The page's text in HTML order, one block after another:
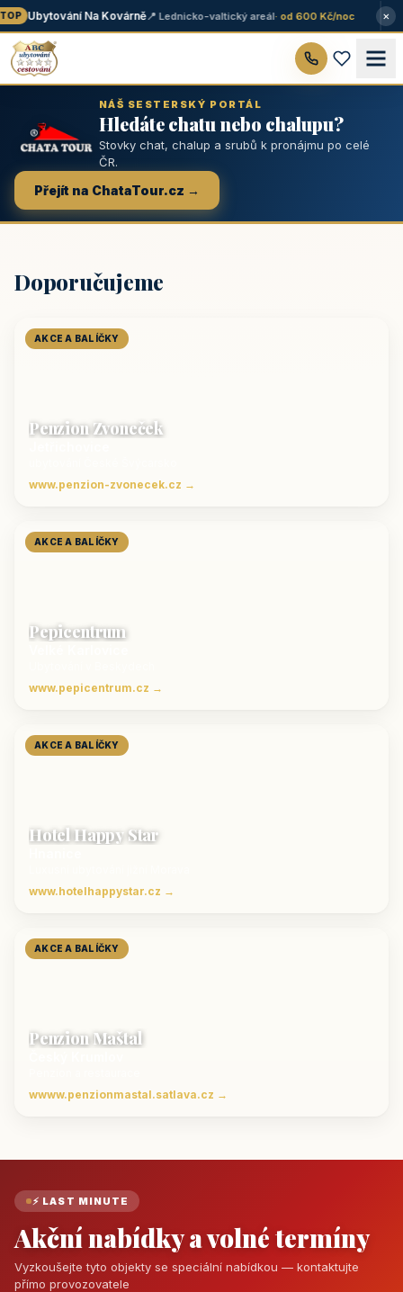
Ubytování Na Kovárně📍 Lednicko-valtický areál· od 600 Kč/noc ×
NÁŠ SESTERSKÝ PORTÁL
Hledáte chatu nebo chalupu?
Stovky chat, chalup a srubů k pronájmu po celé
ČR.
Přejít na ChataTour.cz →
Doporučujeme
AKCE A BALÍČKY
Penzion Zvoneček
www.penzion-zvonecek.cz →
AKCE A BALÍČKY
Pepicentrum
www.pepicentrum.cz →
AKCE A BALÍČKY
Hotel Happy Star
www.hotelhappystar.cz →
AKCE A BALÍČKY
Penzion Maštal
wwww.penzionmastal.satlava.cz →
⚡ LAST MINUTE
Akční nabídky a volné termíny
Vyzkoušejte tyto objekty se speciální nabídkou — kontaktujte
přímo provozovatele